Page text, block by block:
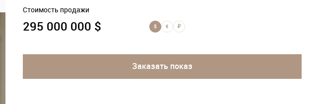
Стоимость продажи
295 000 000 $ $ € ₽
Заказать показ